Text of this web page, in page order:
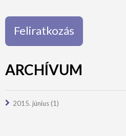
ARCHÍVUM
2015. június (1)